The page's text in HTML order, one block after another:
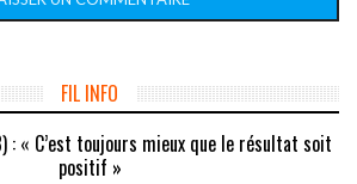
FIL INFO
: « C’est toujours mieux que le résultat soit
positif »